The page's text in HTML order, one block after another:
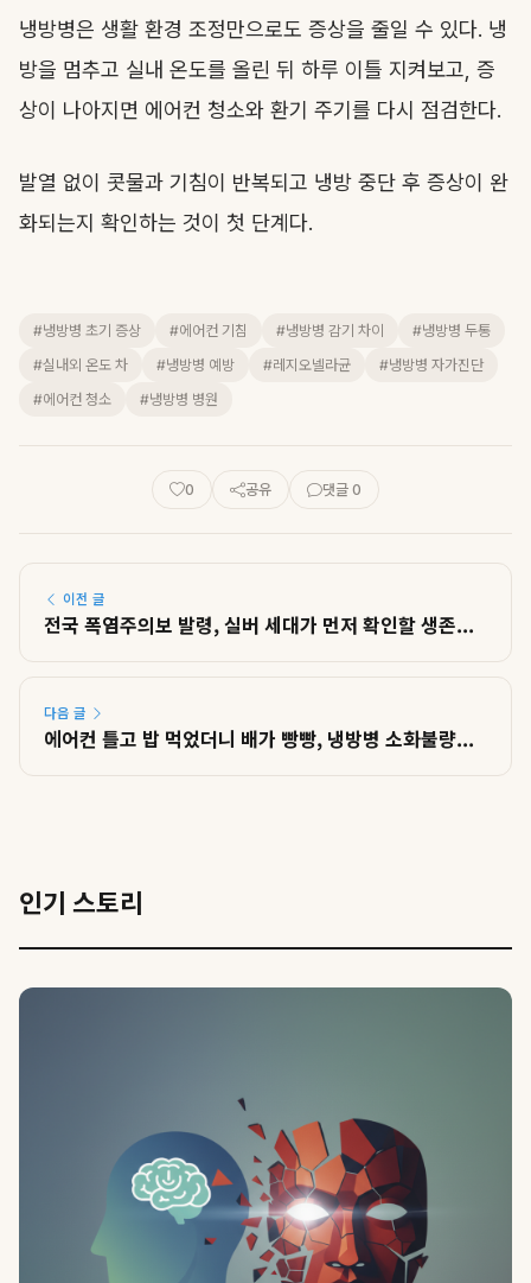
냉방병은 생활 환경 조정만으로도 증상을 줄일 수 있다. 냉
방을 멈추고 실내 온도를 올린 뒤 하루 이틀 지켜보고, 증
상이 나아지면 에어컨 청소와 환기 주기를 다시 점검한다.
발열 없이 콧물과 기침이 반복되고 냉방 중단 후 증상이 완
화되는지 확인하는 것이 첫 단계다.
#냉방병 초기 증상 #에어컨 기침 #냉방병 감기 차이
#냉방병 두통
#실내외 온도 차
#냉방병 예방 #레지오넬라균
#냉방병 자가진단
#에어컨 청소
#냉방병 병원
0 공유 댓글 0
이전 글
전국 폭염주의보 발령, 실버 세대가 먼저 확인할 생존...
다음 글
에어컨 틀고 밥 먹었더니 배가 빵빵, 냉방병 소화불량...
인기 스토리